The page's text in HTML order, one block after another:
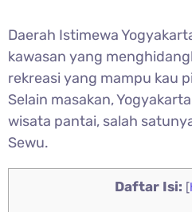
Daerah Istimewa
kawasan yang
rekreasi yang mampu kau
Selain masakan,
wisata pantai, salah
Sewu.
Daftar Isi: [